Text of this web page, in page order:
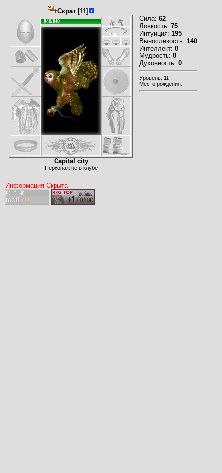
Скрат [11]
840/840
Capital city
Персонаж не в клубе
Сила: 62
Ловкость: 75
Интуиция: 195
Выносливость: 140
Интеллект: 0
Мудрость: 0
Духовность: 0
Уровень: 11
Место рождения:
Информация Скрыта